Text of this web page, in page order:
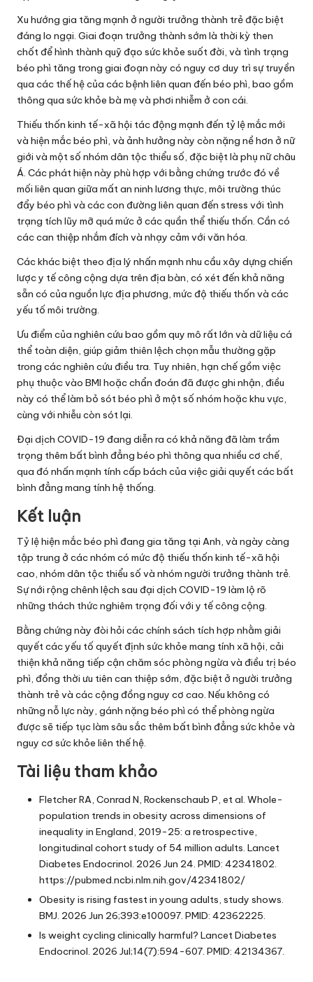
Xu hướng gia tăng mạnh ở người trưởng thành trẻ đặc biệt
đáng lo ngại. Giai đoạn trưởng thành sớm là thời kỳ then
chốt để hình thành quỹ đạo sức khỏe suốt đời, và tình trạng
béo phì tăng trong giai đoạn này có nguy cơ duy trì sự truyền
qua các thế hệ của các bệnh liên quan đến béo phì, bao gồm
thông qua sức khỏe bà mẹ và phơi nhiễm ở con cái.
Thiếu thốn kinh tế-xã hội tác động mạnh đến tỷ lệ mắc mới
và hiện mắc béo phì, và ảnh hưởng này còn nặng nề hơn ở nữ
giới và một số nhóm dân tộc thiểu số, đặc biệt là phụ nữ châu
Á. Các phát hiện này phù hợp với bằng chứng trước đó về
mối liên quan giữa mất an ninh lương thực, môi trường thúc
đẩy béo phì và các con đường liên quan đến stress với tình
trạng tích lũy mỡ quá mức ở các quần thể thiếu thốn. Cần có
các can thiệp nhắm đích và nhạy cảm với văn hóa.
Các khác biệt theo địa lý nhấn mạnh nhu cầu xây dựng chiến
lược y tế công cộng dựa trên địa bàn, có xét đến khả năng
sẵn có của nguồn lực địa phương, mức độ thiếu thốn và các
yếu tố môi trường.
Ưu điểm của nghiên cứu bao gồm quy mô rất lớn và dữ liệu cá
thể toàn diện, giúp giảm thiên lệch chọn mẫu thường gặp
trong các nghiên cứu điều tra. Tuy nhiên, hạn chế gồm việc
phụ thuộc vào BMI hoặc chẩn đoán đã được ghi nhận, điều
này có thể làm bỏ sót béo phì ở một số nhóm hoặc khu vực,
cùng với nhiễu còn sót lại.
Đại dịch COVID-19 đang diễn ra có khả năng đã làm trầm
trọng thêm bất bình đẳng béo phì thông qua nhiều cơ chế,
qua đó nhấn mạnh tính cấp bách của việc giải quyết các bất
bình đẳng mang tính hệ thống.
Kết luận
Tỷ lệ hiện mắc béo phì đang gia tăng tại Anh, và ngày càng
tập trung ở các nhóm có mức độ thiếu thốn kinh tế-xã hội
cao, nhóm dân tộc thiểu số và nhóm người trưởng thành trẻ.
Sự nới rộng chênh lệch sau đại dịch COVID-19 làm lộ rõ
những thách thức nghiêm trọng đối với y tế công cộng.
Bằng chứng này đòi hỏi các chính sách tích hợp nhằm giải
quyết các yếu tố quyết định sức khỏe mang tính xã hội, cải
thiện khả năng tiếp cận chăm sóc phòng ngừa và điều trị béo
phì, đồng thời ưu tiên can thiệp sớm, đặc biệt ở người trưởng
thành trẻ và các cộng đồng nguy cơ cao. Nếu không có
những nỗ lực này, gánh nặng béo phì có thể phòng ngừa
được sẽ tiếp tục làm sâu sắc thêm bất bình đẳng sức khỏe và
nguy cơ sức khỏe liên thế hệ.
Tài liệu tham khảo
Fletcher RA, Conrad N, Rockenschaub P, et al. Whole-
population trends in obesity across dimensions of
inequality in England, 2019-25: a retrospective,
longitudinal cohort study of 54 million adults. Lancet
Diabetes Endocrinol. 2026 Jun 24. PMID: 42341802.
https://pubmed.ncbi.nlm.nih.gov/42341802/
Obesity is rising fastest in young adults, study shows.
BMJ. 2026 Jun 26;393:e100097. PMID: 42362225.
Is weight cycling clinically harmful? Lancet Diabetes
Endocrinol. 2026 Jul;14(7):594-607. PMID: 42134367.